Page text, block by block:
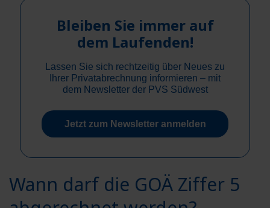
Bleiben Sie immer auf
dem Laufenden!
Lassen Sie sich rechtzeitig über Neues zu
Ihrer Privatabrechnung informieren – mit
dem Newsletter der PVS Südwest
Jetzt zum Newsletter anmelden
Wann darf die GOÄ Ziffer 5